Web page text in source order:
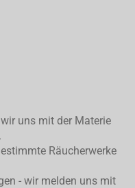
uns mit der Materie
Räucherwerke
- wir melden uns mit